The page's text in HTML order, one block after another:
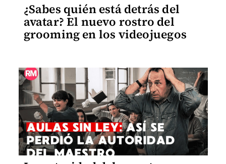
¿Sabes quién está detrás del
avatar? El nuevo rostro del
grooming en los videojuegos